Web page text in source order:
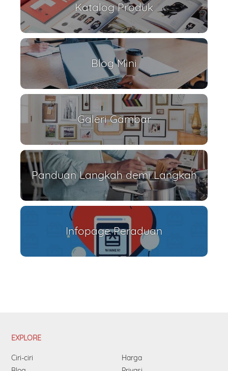
Katalog Produk
Blog Mini
Galeri Gambar
Panduan Langkah demi Langkah
Infopage Peraduan
EXPLORE
Ciri-ciri
Harga